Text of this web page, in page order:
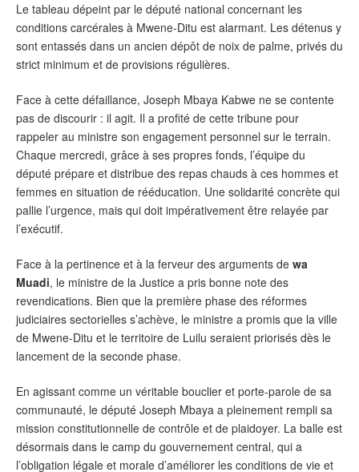
Le tableau dépeint par le député national concernant les
conditions carcérales à Mwene-Ditu est alarmant. Les détenus y
sont entassés dans un ancien dépôt de noix de palme, privés du
strict minimum et de provisions régulières.
Face à cette défaillance, Joseph Mbaya Kabwe ne se contente
pas de discourir : il agit. Il a profité de cette tribune pour
rappeler au ministre son engagement personnel sur le terrain.
Chaque mercredi, grâce à ses propres fonds, l’équipe du
député prépare et distribue des repas chauds à ces hommes et
femmes en situation de rééducation. Une solidarité concrète qui
pallie l’urgence, mais qui doit impérativement être relayée par
l’exécutif.
Face à la pertinence et à la ferveur des arguments de wa
Muadi, le ministre de la Justice a pris bonne note des
revendications. Bien que la première phase des réformes
judiciaires sectorielles s’achève, le ministre a promis que la ville
de Mwene-Ditu et le territoire de Luilu seraient priorisés dès le
lancement de la seconde phase.
En agissant comme un véritable bouclier et porte-parole de sa
communauté, le député Joseph Mbaya a pleinement rempli sa
mission constitutionnelle de contrôle et de plaidoyer. La balle est
désormais dans le camp du gouvernement central, qui a
l’obligation légale et morale d’améliorer les conditions de vie et